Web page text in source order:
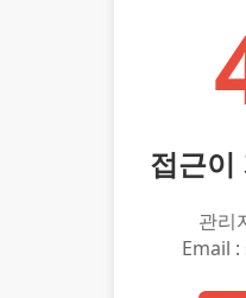
접근이
관리
Email